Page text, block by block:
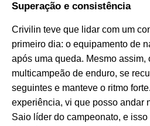
Superação e consistência
Crivilin teve que lidar com um
primeiro dia: o equipamento de
após uma queda. Mesmo assim,
multicampeão de enduro, se
seguintes e manteve o ritmo
experiência, vi que posso andar
Saio líder do campeonato, e